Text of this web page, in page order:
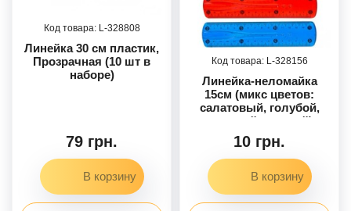
328808
Линейка 30 см пластик,
Прозрачная (10 шт в
наборе)
79 грн.
328156
Линейка-неломайка
15см (микс цветов:
салатовый, голубой,
красный, желтый)
10 грн.